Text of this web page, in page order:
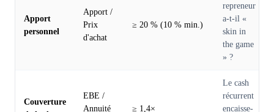
Apport
personnel
Apport /
Prix
d'achat
≥ 20 % (10 % min.)
repreneur
a-t-il «
skin in
the game
» ?
Couverture
EBE /
Annuité
≥ 1,4×
Le cash
récurrent
encaisse-